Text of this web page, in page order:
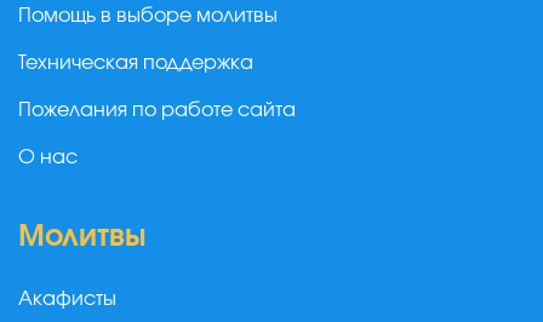
Помощь в выборе молитвы
Техническая поддержка
Пожелания по работе сайта
О нас
Молитвы
Акафисты